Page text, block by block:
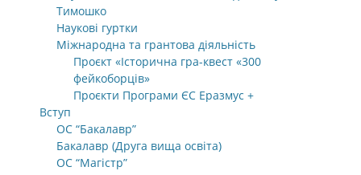
Тимошко
Наукові гуртки
Міжнародна та грантова діяльність
Проєкт «Історична гра-квест «300
фейкоборців»
Проєкти Програми ЄС Еразмус +
Вступ
ОС “Бакалавр”
Бакалавр (Друга вища освіта)
ОС “Магістр”